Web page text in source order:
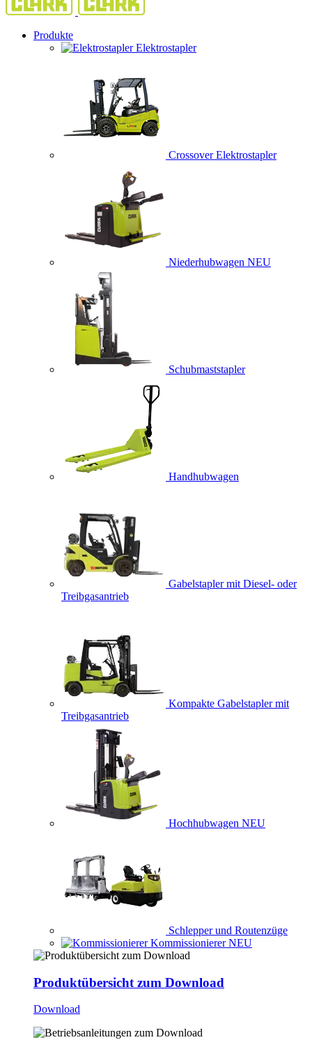
Produkte
Elektrostapler
Crossover Elektrostapler
Niederhubwagen NEU
Schubmaststapler
Handhubwagen
Gabelstapler mit Diesel- oder
Treibgasantrieb
Kompakte Gabelstapler mit
Treibgasantrieb
Hochhubwagen NEU
Schlepper und Routenzüge
Kommissionierer NEU
Produktübersicht zum Download
Download